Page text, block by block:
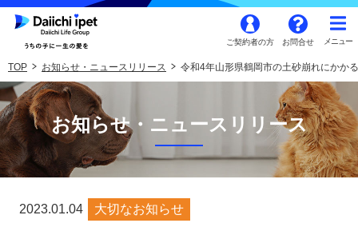
ご契約者の方 お問合せ
TOP お知らせ・ニュースリリース 令和4年山形県鶴岡市の土砂崩れにかか
お知らせ・ニュースリリース
2023.01.04 大切なお知らせ